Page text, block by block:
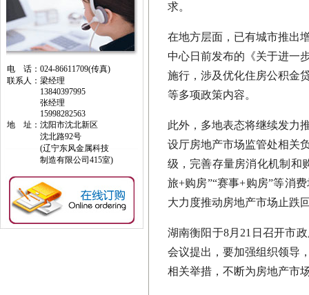
电 话：024-86611709(传真)
联系人：梁经理
13840397995
张经理
15998282563
地 址：沈阳市沈北新区
沈北路92号
(辽宁东风金属科技
制造有限公司415室)
求。
在地方层面，已有城市推出
中心日前发布的《关于进一
施行，涉及优化住房公积金
等多项政策内容。
此外，多地表态将继续发力
设厅房地产市场监管处相关
级，完善存量房消化机制和
旅+购房”“赛事+购房”等消
大力度推动房地产市场止跌
湖南衡阳于8月21日召开市
会议提出，要加强组织领导
相关举措，不断为房地产市